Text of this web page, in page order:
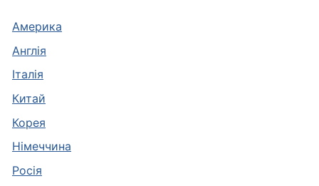
Америка
Англія
Італія
Китай
Корея
Німеччина
Росія